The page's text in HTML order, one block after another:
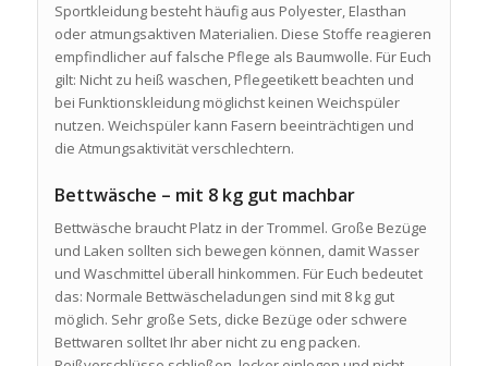
Sportkleidung besteht häufig aus Polyester, Elasthan
oder atmungsaktiven Materialien. Diese Stoffe reagieren
empfindlicher auf falsche Pflege als Baumwolle. Für Euch
gilt: Nicht zu heiß waschen, Pflegeetikett beachten und
bei Funktionskleidung möglichst keinen Weichspüler
nutzen. Weichspüler kann Fasern beeinträchtigen und
die Atmungsaktivität verschlechtern.
Bettwäsche – mit 8 kg gut machbar
Bettwäsche braucht Platz in der Trommel. Große Bezüge
und Laken sollten sich bewegen können, damit Wasser
und Waschmittel überall hinkommen. Für Euch bedeutet
das: Normale Bettwäscheladungen sind mit 8 kg gut
möglich. Sehr große Sets, dicke Bezüge oder schwere
Bettwaren solltet Ihr aber nicht zu eng packen.